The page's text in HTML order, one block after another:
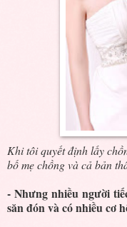
Khi tôi quyết định lấy
bố mẹ chồng và cả bản
- Nhưng nhiều người
săn đón và có nhiều cơ